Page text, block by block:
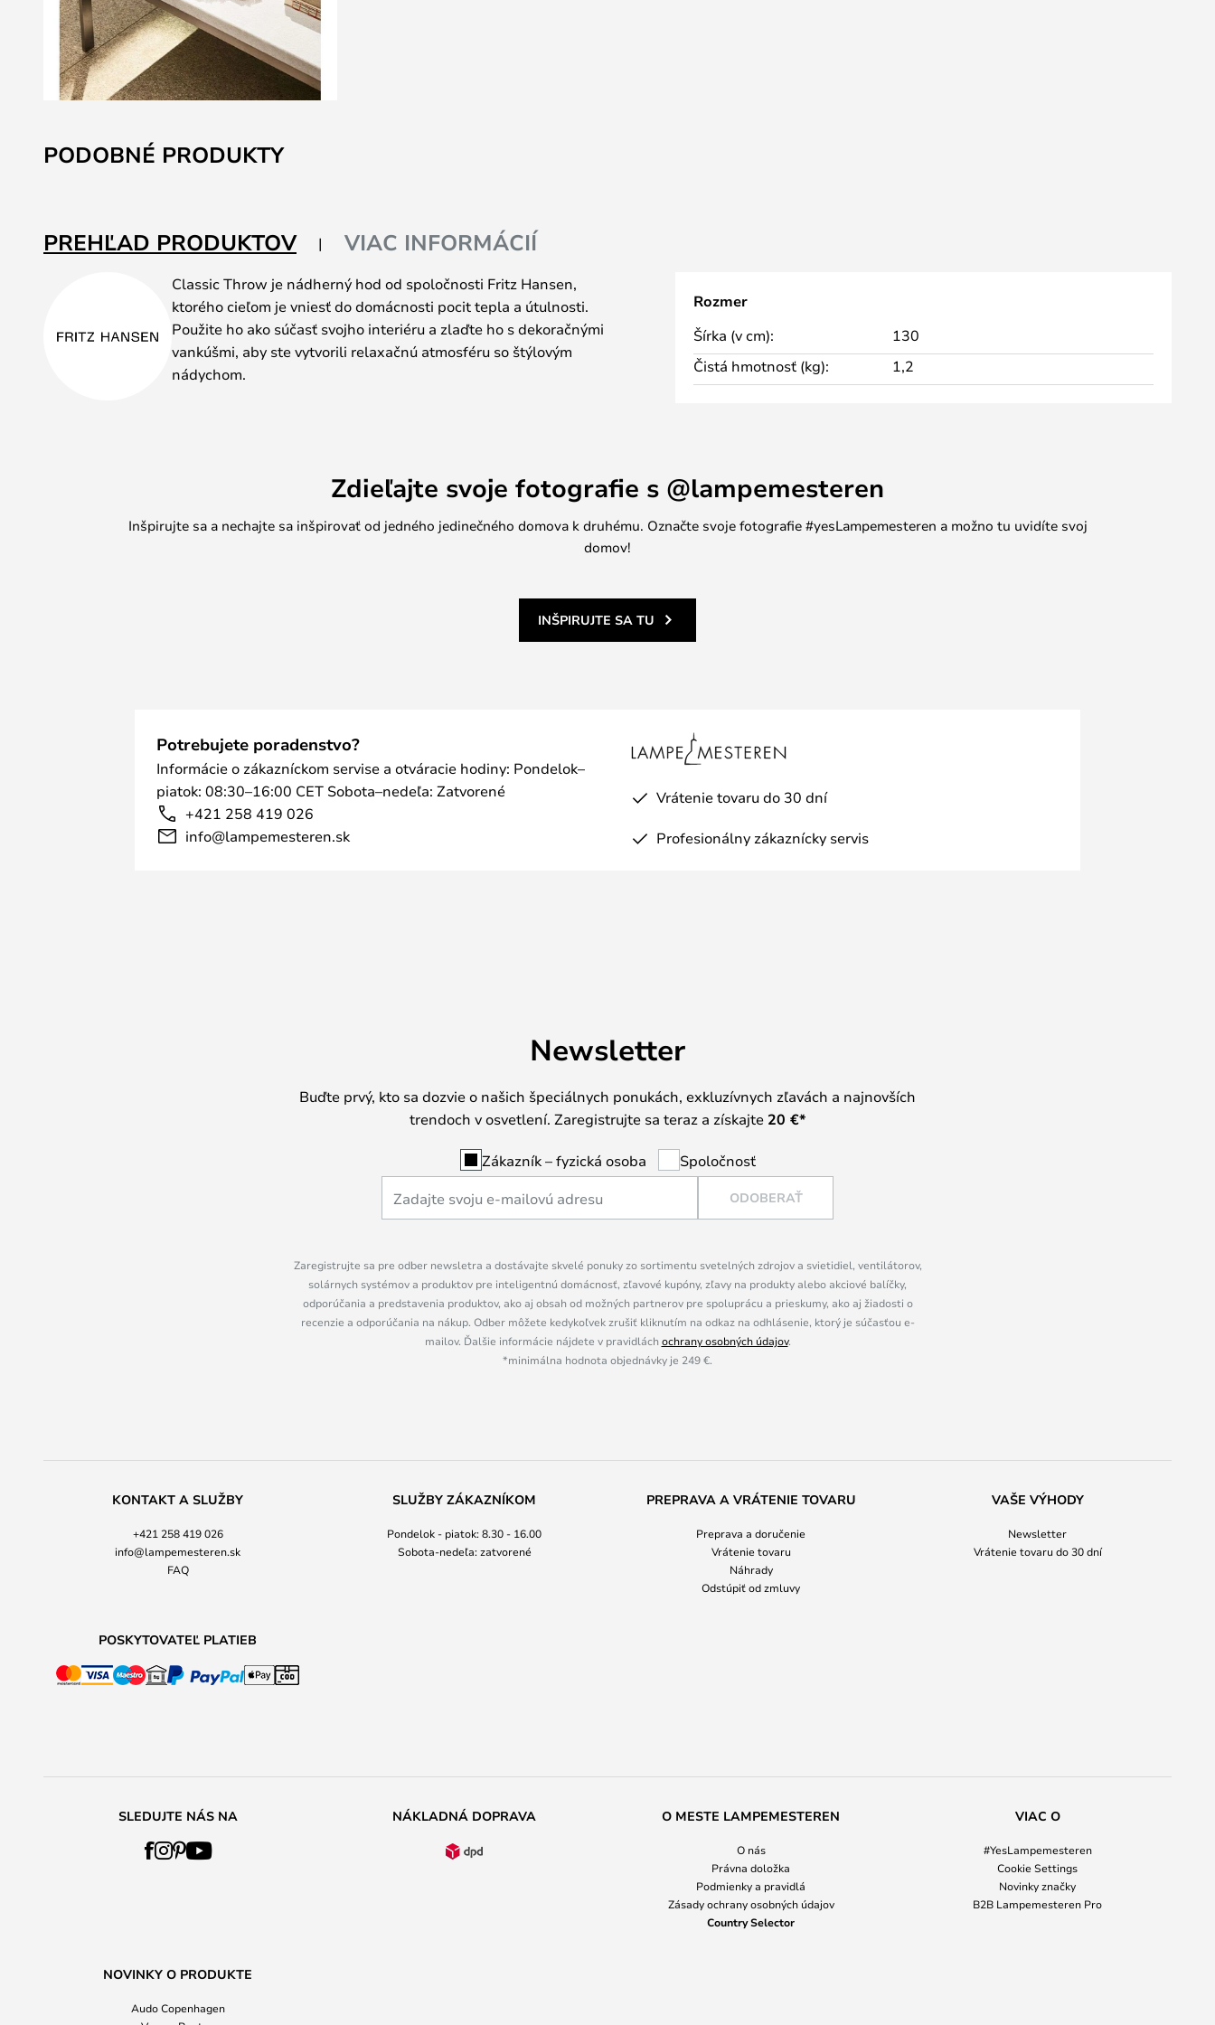
na
začiatok
PODOBNÉ PRODUKTY
PREHĽAD PRODUKTOV VIAC INFORMÁCIÍ
Classic Throw je nádherný hod od spoločnosti Fritz Hansen,
ktorého cieľom je vniesť do domácnosti pocit tepla a útulnosti.
Použite ho ako súčasť svojho interiéru a zlaďte ho s dekoračnými
vankúšmi, aby ste vytvorili relaxačnú atmosféru so štýlovým
nádychom.
Rozmer
Šírka (v cm):
130
Čistá hmotnosť (kg):
1,2
Zdieľajte svoje fotografie s @lampemesteren
Inšpirujte sa a nechajte sa inšpirovať od jedného jedinečného domova k druhému. Označte svoje fotografie #yesLampemesteren a možno tu uvidíte svoj
domov!
INŠPIRUJTE SA TU
Potrebujete poradenstvo?
Informácie o zákazníckom servise a otváracie hodiny: Pondelok–
piatok: 08:30–16:00 CET Sobota–nedeľa: Zatvorené
+421 258 419 026
info@lampemesteren.sk
Vrátenie tovaru do 30 dní
Profesionálny zákaznícky servis
Newsletter
Buďte prvý, kto sa dozvie o našich špeciálnych ponukách, exkluzívnych zľavách a najnovších
trendoch v osvetlení. Zaregistrujte sa teraz a získajte 20 €*
Zákazník – fyzická osoba Spoločnosť
ODOBERAŤ
Zaregistrujte sa pre odber newsletra a dostávajte skvelé ponuky zo sortimentu svetelných zdrojov a svietidiel, ventilátorov,
solárnych systémov a produktov pre inteligentnú domácnosť, zľavové kupóny, zľavy na produkty alebo akciové balíčky,
odporúčania a predstavenia produktov, ako aj obsah od možných partnerov pre spoluprácu a prieskumy, ako aj žiadosti o
recenzie a odporúčania na nákup. Odber môžete kedykoľvek zrušiť kliknutím na odkaz na odhlásenie, ktorý je súčasťou e-
mailov. Ďalšie informácie nájdete v pravidláchochrany osobných údajov.
*minimálna hodnota objednávky je 249 €.
KONTAKT A SLUŽBY
+421 258 419 026
info@lampemesteren.sk
FAQ
SLUŽBY ZÁKAZNÍKOM
Pondelok - piatok: 8.30 - 16.00
Sobota-nedeľa: zatvorené
PREPRAVA A VRÁTENIE TOVARU
Preprava a doručenie
Vrátenie tovaru
Náhrady
Odstúpiť od zmluvy
VAŠE VÝHODY
Newsletter
Vrátenie tovaru do 30 dní
POSKYTOVATEĽ PLATIEB
SLEDUJTE NÁS NA NÁKLADNÁ DOPRAVA O MESTE LAMPEMESTEREN
O nás
Právna doložka
Podmienky a pravidlá
Zásady ochrany osobných údajov
Country Selector
VIAC O
#YesLampemesteren
Cookie Settings
Novinky značky
B2B Lampemesteren Pro
NOVINKY O PRODUKTE
Audo Copenhagen